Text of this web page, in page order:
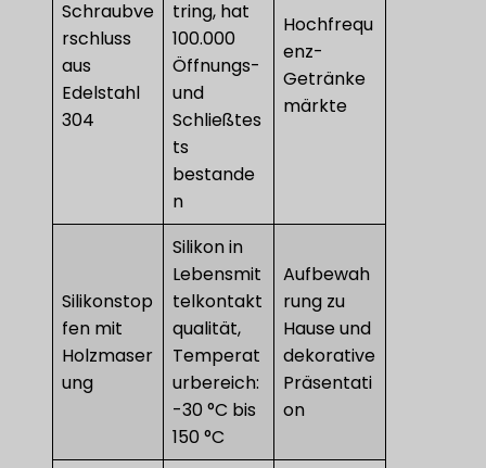
Schraubve
rschluss
aus
Edelstahl
304
tring, hat
100.000
Öffnungs-
und
Schließtes
ts
bestande
n
Hochfrequ
enz-
Getränke
märkte
Silikonstop
fen mit
Holzmaser
ung
Silikon in
Lebensmit
telkontakt
qualität,
Temperat
urbereich:
-30 °C bis
150 °C
Aufbewah
rung zu
Hause und
dekorative
Präsentati
on